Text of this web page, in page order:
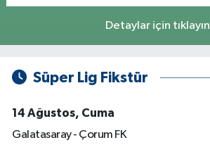
Detaylar için tıklayın
Süper Lig Fikstür
14 Ağustos, Cuma
Galatasaray - Çorum FK